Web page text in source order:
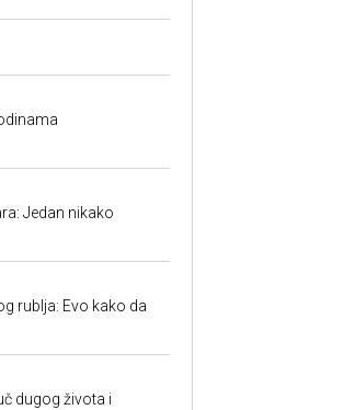
Jedan nikako
rublja: Evo kako da
dugog života i